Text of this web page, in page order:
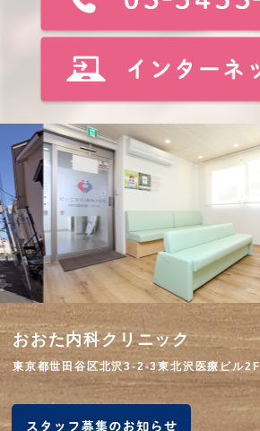
おおた内科クリニック
東京都世田谷区北沢3-2-3東北沢医療ビル2F